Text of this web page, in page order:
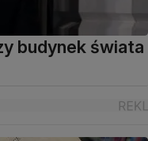
budynek świata